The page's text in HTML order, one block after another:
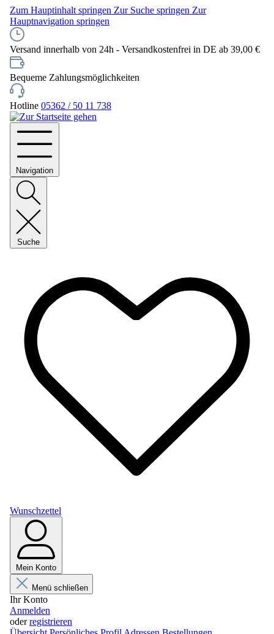
Zum Hauptinhalt springen Zur Suche springen Zur
Hauptnavigation springen
Versand innerhalb von 24h - Versandkostenfrei in DE ab 39,00 €
Bequeme Zahlungsmöglichkeiten
Hotline 05362 / 50 11 738
Navigation
Suche
Wunschzettel
Mein Konto
Menü schließen
Ihr Konto
Anmelden
oderregistrieren